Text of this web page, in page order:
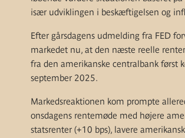
især udviklingen i beskæftigelsen og
Efter gårsdagens udmelding fra FED
markedet nu, at den næste reelle
fra den amerikanske centralbank først
september 2025.
Markedsreaktionen kom prompte
onsdagens rentemøde med højere
statsrenter (+10 bps), lavere